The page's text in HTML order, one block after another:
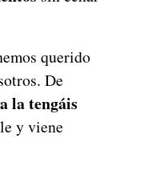
querido
De
la tengáis
y viene